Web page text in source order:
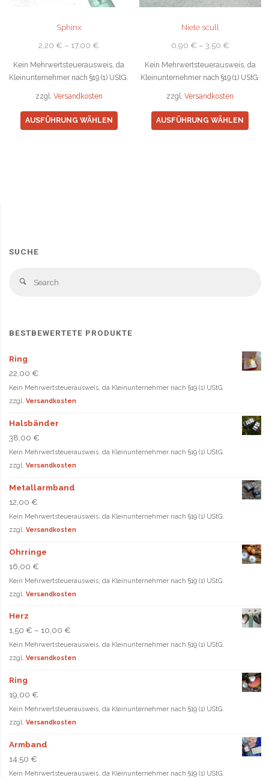
Produktseite
Sphinx
2,20 € – 17,00 €
Kein Mehrwertsteuerausweis, da
Kleinunternehmer nach §19 (1) UStG.
zzgl. Versandkosten
AUSFÜHRUNG WÄHLEN
Dieses
Produkt
Niete scull
0,90 € – 3,50 €
Kein Mehrwertsteuerausweis, da
Kleinunternehmer nach §19 (1) UStG.
zzgl.Versandkosten
AUSFÜHRUNG WÄHLEN
SUCHE
Search
BESTBEWERTETE PRODUKTE
Ring
22,00 €
Kein Mehrwertsteuerausweis, da Kleinunternehmer nach §19 (1) UStG.
zzgl. Versandkosten
Halsbänder
38,00 €
Kein Mehrwertsteuerausweis, da Kleinunternehmer nach §19 (1) UStG.
zzgl. Versandkosten
Metallarmband
12,00 €
Kein Mehrwertsteuerausweis, da Kleinunternehmer nach §19 (1) UStG.
zzgl. Versandkosten
Ohrringe
16,00 €
Kein Mehrwertsteuerausweis, da Kleinunternehmer nach §19 (1) UStG.
zzgl. Versandkosten
Herz
1,50 € – 10,00 €
Kein Mehrwertsteuerausweis, da Kleinunternehmer nach §19 (1) UStG.
zzgl. Versandkosten
Ring
19,00 €
Kein Mehrwertsteuerausweis, da Kleinunternehmer nach §19 (1) UStG.
zzgl. Versandkosten
Armband
14,50 €
Kein Mehrwertsteuerausweis, da Kleinunternehmer nach §19 (1) UStG.